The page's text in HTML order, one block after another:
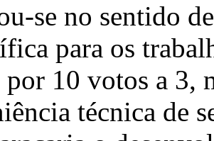
se no sentido
para os
por 10 votos a 3,
técnica de